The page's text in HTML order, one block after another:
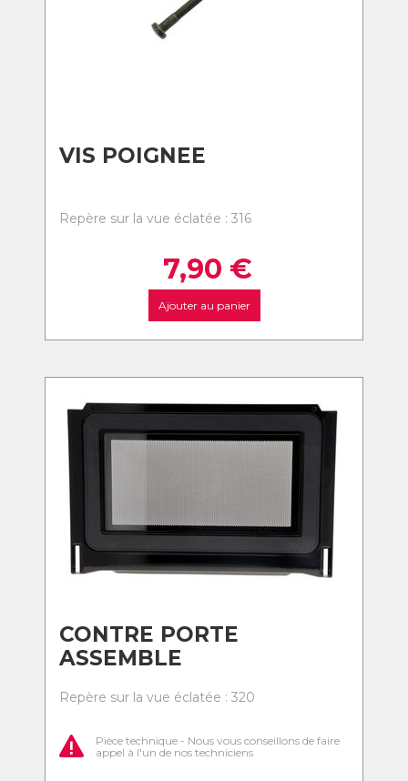
VIS POIGNEE
Repère sur la vue éclatée : 316
7,90 €
Ajouter au panier
CONTRE PORTE
ASSEMBLE
Repère sur la vue éclatée : 320
Pièce technique - Nous vous conseillons de faire
appel à l'un de nos techniciens